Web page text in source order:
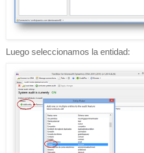
Luego seleccionamos la entidad: